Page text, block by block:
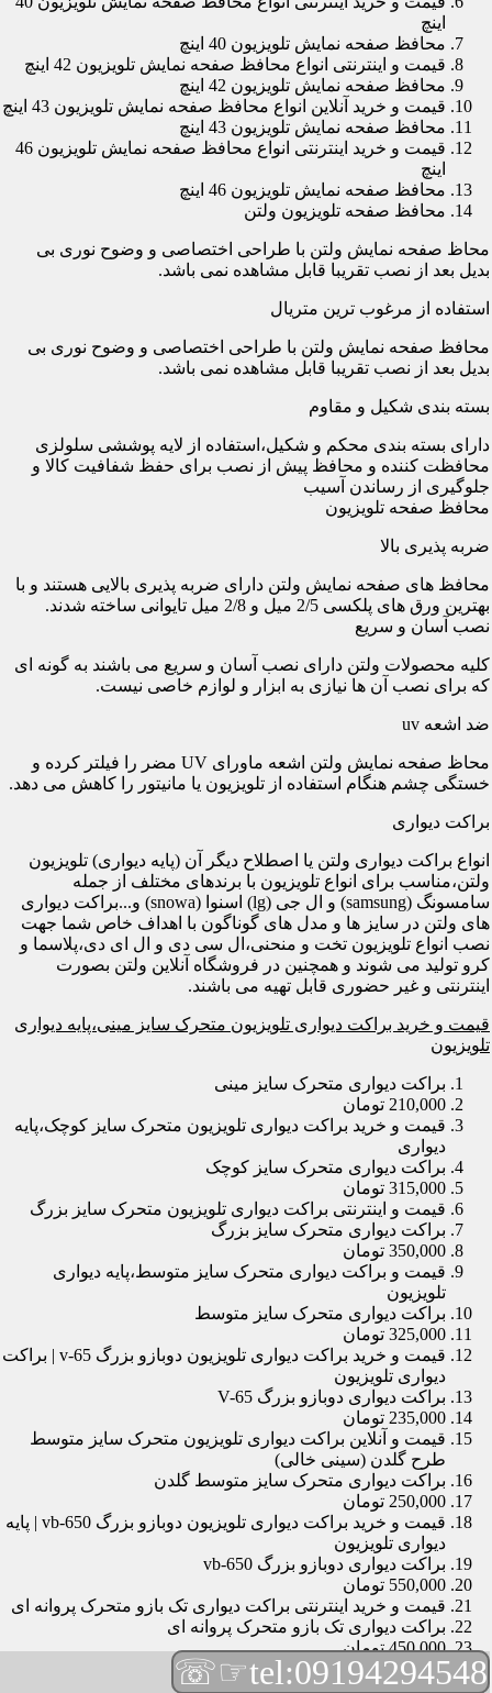
اینچ
محافظ صفحه نمایش تلویزیون 40 اینچ
قیمت و اینترنتی انواع محافظ صفحه نمایش تلویزیون 42 اینچ
محافظ صفحه نمایش تلویزیون 42 اینچ
قیمت و خرید آنلاین انواع محافظ صفحه نمایش تلویزیون 43 اینچ
محافظ صفحه نمایش تلویزیون 43 اینچ
قیمت و خرید اینترنتی انواع محافظ صفحه نمایش تلویزیون 46
اینچ
محافظ صفحه نمایش تلویزیون 46 اینچ
محافظ صفحه تلویزیون ولتن
محاظ صفحه نمایش ولتن با طراحی اختصاصی و وضوح نوری بی
بدیل بعد از نصب تقریبا قابل مشاهده نمی باشد.
استفاده از مرغوب ترین متریال
محافظ صفحه نمایش ولتن با طراحی اختصاصی و وضوح نوری بی
بدیل بعد از نصب تقریبا قابل مشاهده نمی باشد.
بسته بندی شکیل و مقاوم
دارای بسته بندی محکم و شکیل،استفاده از لایه پوششی سلولزی
محافظت کننده و محافظ پیش از نصب برای حفظ شفافیت کالا و
جلوگیری از رساندن آسیب
محافظ صفحه تلویزیون
ضربه پذیری بالا
محافظ های صفحه نمایش ولتن دارای ضربه پذیری بالایی هستند و با
بهترین ورق های پلکسی 2/5 میل و 2/8 میل تایوانی ساخته شدند.
نصب آسان و سریع
کلیه محصولات ولتن دارای نصب آسان و سریع می باشند به گونه ای
که برای نصب آن ها نیازی به ابزار و لوازم خاصی نیست.
ضد اشعه uv
محاظ صفحه نمایش ولتن اشعه ماورای UV مضر را فیلتر کرده و
خستگی چشم هنگام استفاده از تلویزیون یا مانیتور را کاهش می دهد.
براکت دیواری
انواع براکت دیواری ولتن یا اصطلاح دیگر آن (پایه دیواری) تلویزیون
ولتن،مناسب برای انواع تلویزیون با برندهای مختلف از جمله
سامسونگ (samsung) و ال جی (lg) اسنوا (snowa) و...براکت دیواری
های ولتن در سایز ها و مدل های گوناگون با اهداف خاص شما جهت
نصب انواع تلویزیون تخت و منحنی،ال سی دی و ال ای دی،پلاسما و
کرو تولید می شوند و همچنین در فروشگاه آنلاین ولتن بصورت
اینترنتی و غیر حضوری قابل تهیه می باشند.
قیمت و خرید براکت دیواری تلویزیون متحرک سایز مینی،پایه دیواری
تلویزیون
براکت دیواری متحرک سایز مینی
210,000 تومان
قیمت و خرید براکت دیواری تلویزیون متحرک سایز کوچک،پایه
دیواری
براکت دیواری متحرک سایز کوچک
315,000 تومان
قیمت و اینترنتی براکت دیواری تلویزیون متحرک سایز بزرگ
براکت دیواری متحرک سایز بزرگ
350,000 تومان
قیمت و براکت دیواری متحرک سایز متوسط،پایه دیواری
تلویزیون
براکت دیواری متحرک سایز متوسط
325,000 تومان
قیمت و خرید براکت دیواری تلویزیون دوبازو بزرگ v-65 | براکت
دیواری تلویزیون
براکت دیواری دوبازو بزرگ V-65
235,000 تومان
قیمت و آنلاین براکت دیواری تلویزیون متحرک سایز متوسط
طرح گلدن (سینی خالی)
براکت دیواری متحرک سایز متوسط گلدن
250,000 تومان
قیمت و خرید براکت دیواری تلویزیون دوبازو بزرگ vb-650 | پایه
دیواری تلویزیون
براکت دیواری دوبازو بزرگ vb-650
550,000 تومان
قیمت و خرید اینترنتی براکت دیواری تک بازو متحرک پروانه ای
براکت دیواری تک بازو متحرک پروانه ای
450,000 تومان
قیمت و براکت دیواری تلویزیون مچی | براکت دیواری تلویزیون
tel:09194294548
☞☏